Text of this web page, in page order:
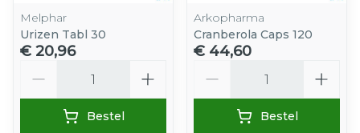
Melphar
Urizen Tabl 30
€ 20,96
Bestel
Arkopharma
Cranberola Caps 120
€ 44,60
Bestel